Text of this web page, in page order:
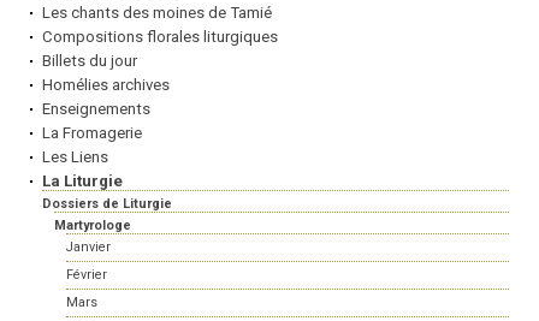
Les chants des moines de Tamié
Compositions florales liturgiques
Billets du jour
Homélies archives
Enseignements
La Fromagerie
Les Liens
La Liturgie
Dossiers de Liturgie
Martyrologe
Janvier
Février
Mars